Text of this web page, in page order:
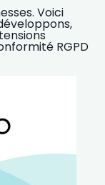
Voici
RGPD